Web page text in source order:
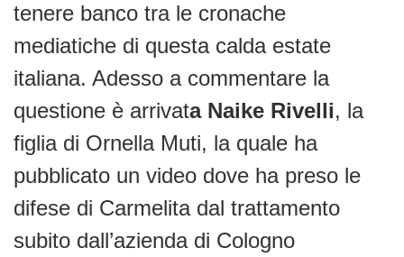
tenere banco tra le cronache
mediatiche di questa calda estate
italiana. Adesso a commentare la
questione è arrivata Naike Rivelli, la
figlia di Ornella Muti, la quale ha
pubblicato un video dove ha preso le
difese di Carmelita dal trattamento
subito dall’azienda di Cologno